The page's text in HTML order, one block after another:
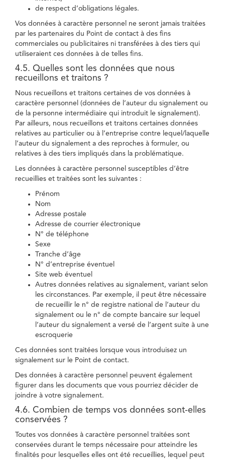
de respect d’obligations légales.
Vos données à caractère personnel ne seront jamais traitées
par les partenaires du Point de contact à des fins
commerciales ou publicitaires ni transférées à des tiers qui
utiliseraient ces données à de telles fins.
4.5. Quelles sont les données que nous
recueillons et traitons ?
Nous recueillons et traitons certaines de vos données à
caractère personnel (données de l’auteur du signalement ou
de la personne intermédiaire qui introduit le signalement).
Par ailleurs, nous recueillons et traitons certaines données
relatives au particulier ou à l’entreprise contre lequel/laquelle
l’auteur du signalement a des reproches à formuler, ou
relatives à des tiers impliqués dans la problématique.
Les données à caractère personnel susceptibles d’être
recueillies et traitées sont les suivantes :
Prénom
Nom
Adresse postale
Adresse de courrier électronique
N° de téléphone
Sexe
Tranche d’âge
N° d’entreprise éventuel
Site web éventuel
Autres données relatives au signalement, variant selon
les circonstances. Par exemple, il peut être nécessaire
de recueillir le n° de registre national de l’auteur du
signalement ou le n° de compte bancaire sur lequel
l’auteur du signalement a versé de l’argent suite à une
escroquerie
Ces données sont traitées lorsque vous introduisez un
signalement sur le Point de contact.
Des données à caractère personnel peuvent également
figurer dans les documents que vous pourriez décider de
joindre à votre signalement.
4.6. Combien de temps vos données sont-elles
conservées ?
Toutes vos données à caractère personnel traitées sont
conservées durant le temps nécessaire pour atteindre les
finalités pour lesquelles elles ont été recueillies, lequel peut